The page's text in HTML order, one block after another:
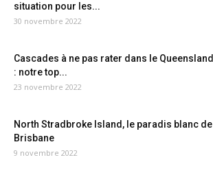
situation pour les...
30 novembre 2022
Cascades à ne pas rater dans le Queensland
: notre top...
23 novembre 2022
North Stradbroke Island, le paradis blanc de
Brisbane
9 novembre 2022